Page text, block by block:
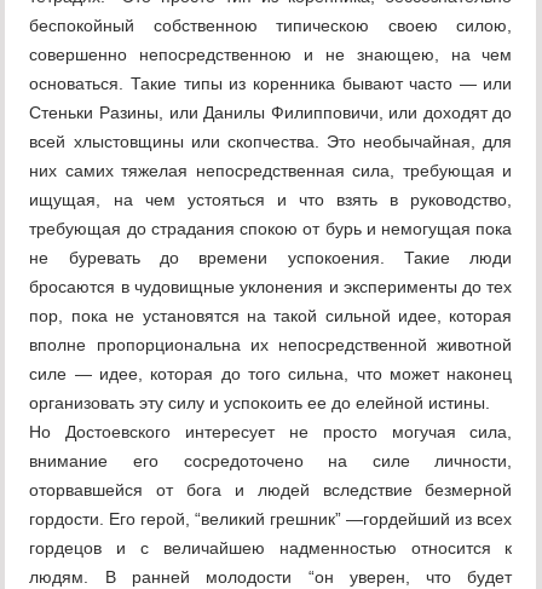
беспокойный собственною типическою своею силою,
совершенно непосредственною и не знающею, на чем
основаться. Такие типы из коренника бывают часто — или
Стеньки Разины, или Данилы Филипповичи, или доходят до
всей хлыстовщины или скопчества. Это необычайная, для
них самих тяжелая непосредственная сила, требующая и
ищущая, на чем устояться и что взять в руководство,
требующая до страдания спокою от бурь и немогущая пока
не буревать до времени успокоения. Такие люди
бросаются в чудовищные уклонения и эксперименты до тех
пор, пока не установятся на такой сильной идее, которая
вполне пропорциональна их непосредственной животной
силе — идее, которая до того сильна, что может наконец
организовать эту силу и успокоить ее до елейной истины.
Но Достоевского интересует не просто могучая сила,
внимание его сосредоточено на силе личности,
оторвавшейся от бога и людей вследствие безмерной
гордости. Его герой, “великий грешник” —гордейший из всех
гордецов и с величайшею надменностью относится к
людям. В ранней молодости “он уверен, что будет